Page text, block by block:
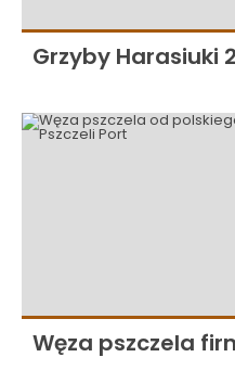
Grzyby Harasiuki
Węza pszczela